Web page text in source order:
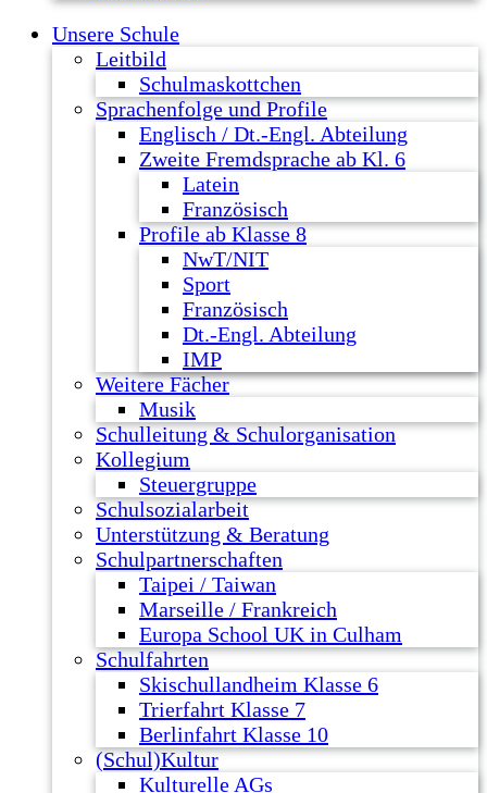
Unsere Schule
Leitbild
Schulmaskottchen
Sprachenfolge und Profile
Englisch / Dt.-Engl. Abteilung
Zweite Fremdsprache ab Kl. 6
Latein
Französisch
Profile ab Klasse 8
NwT/NIT
Sport
Französisch
Dt.-Engl. Abteilung
IMP
Weitere Fächer
Musik
Schulleitung & Schulorganisation
Kollegium
Steuergruppe
Schulsozialarbeit
Unterstützung & Beratung
Schulpartnerschaften
Taipei / Taiwan
Marseille / Frankreich
Europa School UK in Culham
Schulfahrten
Skischullandheim Klasse 6
Trierfahrt Klasse 7
Berlinfahrt Klasse 10
(Schul)Kultur
Kulturelle AGs